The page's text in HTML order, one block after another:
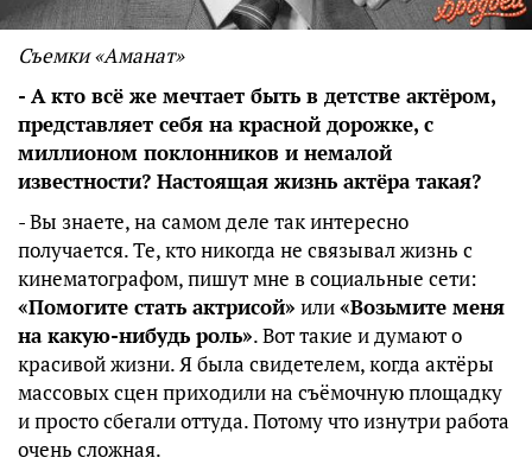
Съемки «Аманат»
- А кто всё же мечтает быть в детстве актёром,
представляет себя на красной дорожке, с
миллионом поклонников и немалой
известности? Настоящая жизнь актёра такая?
- Вы знаете, на самом деле так интересно
получается. Те, кто никогда не связывал жизнь с
кинематографом, пишут мне в социальные сети:
«Помогите стать актрисой» или«Возьмите меня
на какую-нибудь роль». Вот такие и думают о
красивой жизни. Я была свидетелем, когда актёры
массовых сцен приходили на съёмочную площадку
и просто сбегали оттуда. Потому что изнутри работа
очень сложная.